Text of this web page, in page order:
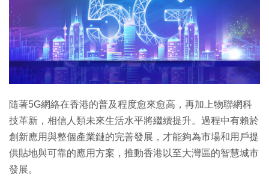
隨著5G網絡在香港的普及程度愈來愈高，再加上物聯網科
技革新，相信人類未來生活水平將繼續提升。過程中有賴於
創新應用與整個產業鏈的完善發展，才能夠為市場和用戶提
供貼地與可靠的應用方案，推動香港以至大灣區的智慧城市
發展。